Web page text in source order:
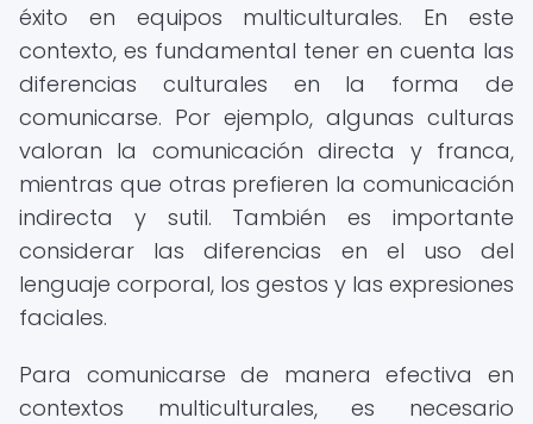
éxito en equipos multiculturales. En este
contexto, es fundamental tener en cuenta las
diferencias culturales en la forma de
comunicarse. Por ejemplo, algunas culturas
valoran la comunicación directa y franca,
mientras que otras prefieren la comunicación
indirecta y sutil. También es importante
considerar las diferencias en el uso del
lenguaje corporal, los gestos y las expresiones
faciales.
Para comunicarse de manera efectiva en
contextos multiculturales, es necesario